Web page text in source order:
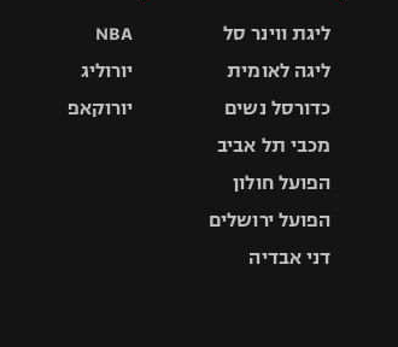
ליגת ווינר סל
ליגה לאומית
כדורסל נשים
מכבי תל אביב
הפועל חולון
הפועל ירושלים
דני אבדיה
NBA
יורוליג
יורוקאפ